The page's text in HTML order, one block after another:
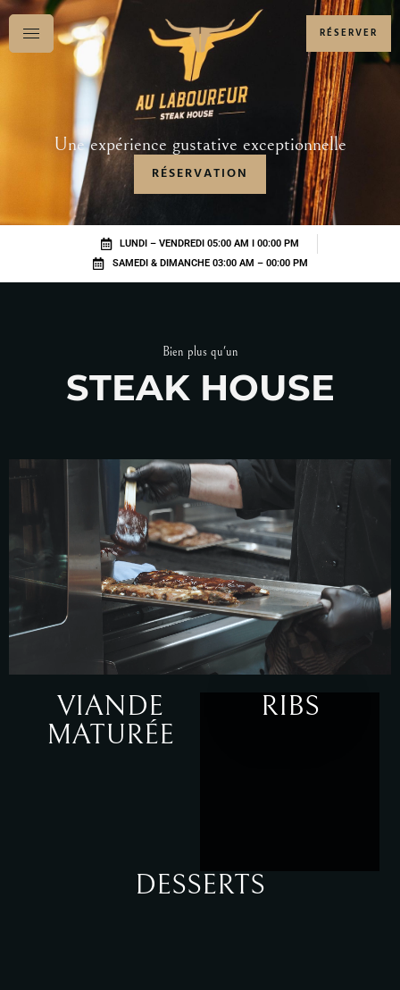
RÉSERVER
Une expérience gustative exceptionnelle
RÉSERVATION
LUNDI – VENDREDI 05:00 AM I 00:00 PM
SAMEDI & DIMANCHE 03:00 AM – 00:00 PM
Bien plus qu'un
STEAK HOUSE
VIANDE
MATURÉE
RIBS
DESSERTS